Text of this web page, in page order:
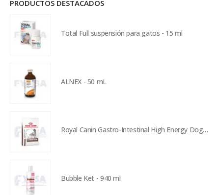
PRODUCTOS DESTACADOS
Total Full suspensión para gatos - 15 ml
ALNEX - 50 mL
Royal Canin Gastro-Intestinal High Energy Dog - 4 kg
Bubble Ket - 940 ml